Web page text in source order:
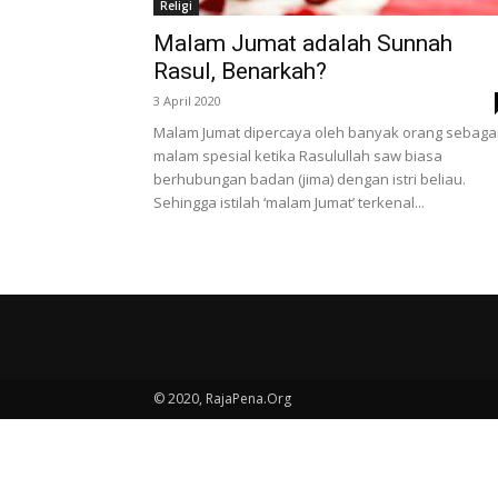
Religi
Malam Jumat adalah Sunnah
Rasul, Benarkah?
3 April 2020
Malam Jumat dipercaya oleh banyak orang
malam spesial ketika Rasulullah saw biasa
berhubungan badan (jima) dengan istri beliau.
Sehingga istilah ‘malam Jumat’ terkenal...
© 2020, RajaPena.Org